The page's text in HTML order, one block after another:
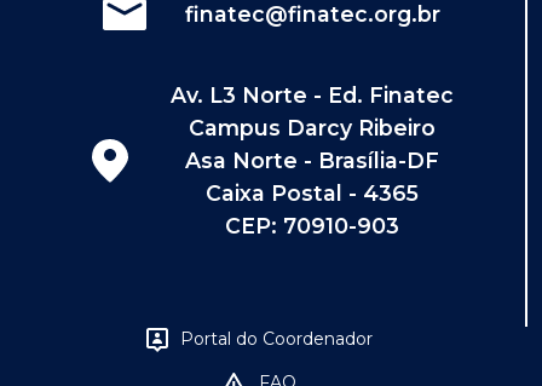
finatec@finatec.org.br
Av. L3 Norte - Ed. Finatec
Campus Darcy Ribeiro
Asa Norte - Brasília-DF
Caixa Postal - 4365
CEP: 70910-903
Portal do Coordenador